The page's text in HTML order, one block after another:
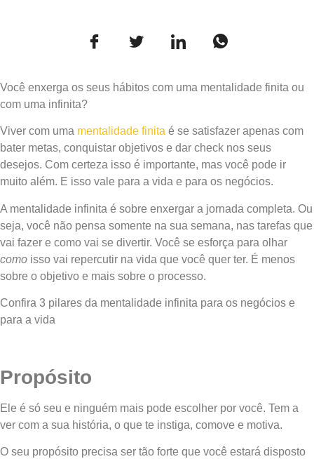
Você enxerga os seus hábitos com uma mentalidade finita ou
com uma infinita?
Viver com uma mentalidade finita é se satisfazer apenas com
bater metas, conquistar objetivos e dar check nos seus
desejos. Com certeza isso é importante, mas você pode ir
muito além. E isso vale para a vida e para os negócios.
A mentalidade infinita é sobre enxergar a jornada completa. Ou
seja, você não pensa somente na sua semana, nas tarefas que
vai fazer e como vai se divertir. Você se esforça para olhar
como isso vai repercutir na vida que você quer ter. É menos
sobre o objetivo e mais sobre o processo.
Confira 3 pilares da mentalidade infinita para os negócios e
para a vida
Propósito
Ele é só seu e ninguém mais pode escolher por você. Tem a
ver com a sua história, o que te instiga, comove e motiva.
O seu propósito precisa ser tão forte que você estará disposto